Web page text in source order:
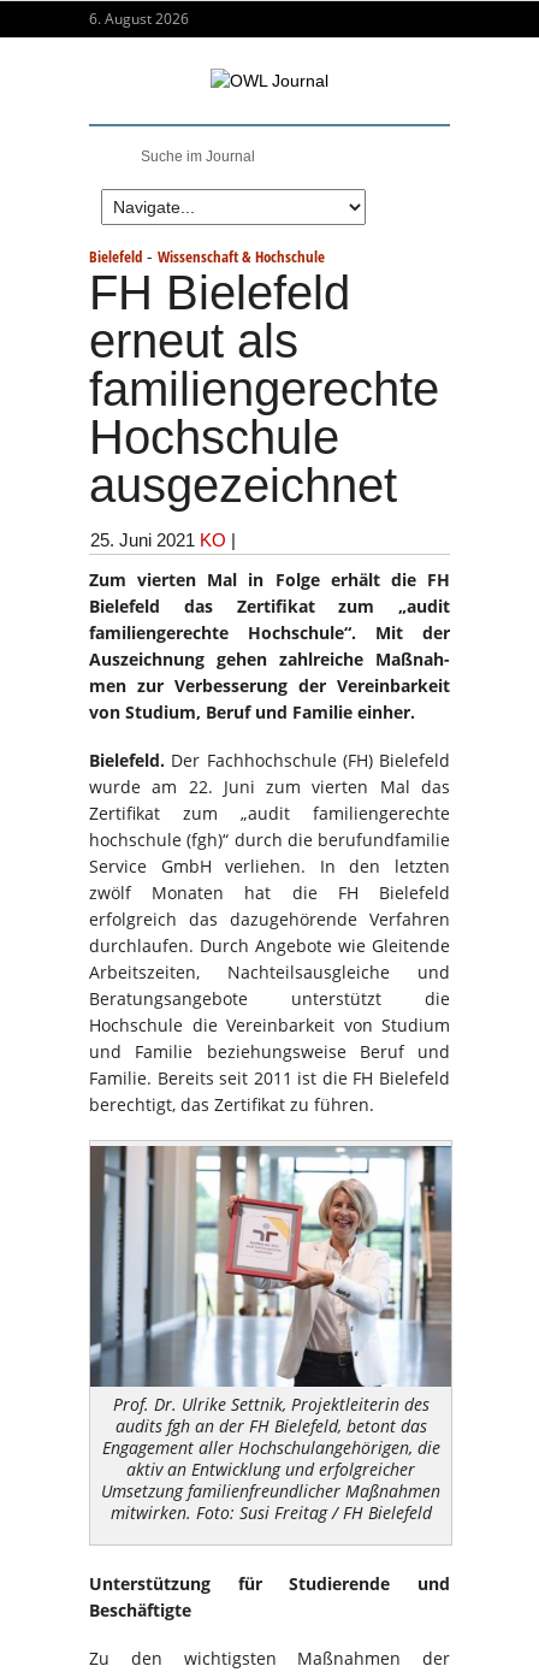
6. August 2026
Bielefeld - Wissenschaft & Hochschule
FH Bielefeld
erneut als
familiengerechte
Hochschule
ausgezeichnet
25. Juni 2021 KO |
Zum vierten Mal in Folge erhält die FH
Bielefeld das Zertifikat zum „audit
familiengerechte Hochschule“. Mit der
Auszeichnung gehen zahl­reiche Maß­nah­­
men zur Verbesserung der Vereinbarkeit
von Studium, Beruf und Familie einher.
Bielefeld. Der Fachhochschule (FH) Bielefeld
wurde am 22. Juni zum vierten Mal das
Zertifikat zum „audit familiengerechte
hochschule (fgh)“ durch die berufundfamilie
Service GmbH verliehen. In den letzten
zwölf Monaten hat die FH Bielefeld
erfolgreich das dazugehörende Verfahren
durchlaufen. Durch Angebote wie Gleitende
Arbeitszeiten, Nachteilsausgleiche und
Beratungsangebote unterstützt die
Hochschule die Vereinbarkeit von Studium
und Familie beziehungsweise Beruf und
Familie. Bereits seit 2011 ist die FH Bielefeld
berechtigt, das Zertifikat zu führen.
Prof. Dr. Ulrike Settnik, Projektleiterin des
audits fgh an der FH Bielefeld, betont das
Engagement aller Hochschulangehörigen, die
aktiv an Entwicklung und erfolgreicher
Umsetzung fa­mi­lien­freundlicher Maßnahmen
mitwirken. Foto: Susi Freitag / FH Bielefeld
Unterstützung für Studierende und
Beschäftigte
Zu den wichtigsten Maßnahmen der